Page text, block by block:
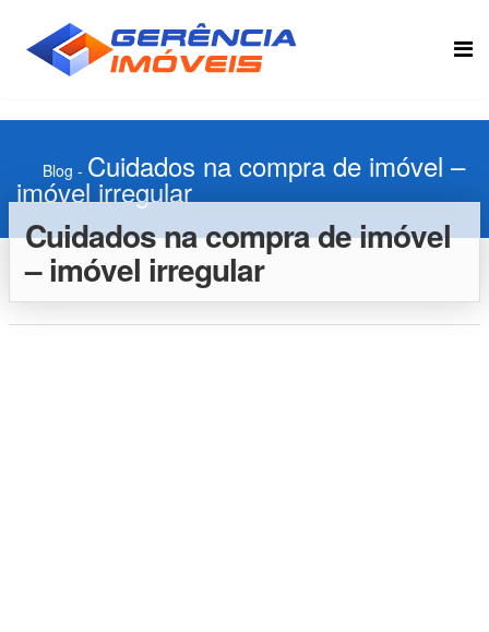
Blog - Cuidados na compra de imóvel –
imóvel irregular
Cuidados na compra de imóvel
– imóvel irregular